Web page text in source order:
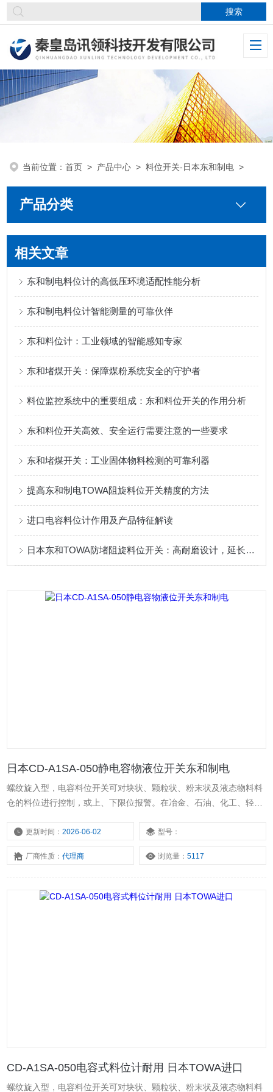
当前位置：首页 > 产品中心 >料位开关-日本东和制电 >
产品分类
相关文章
东和制电料位计的高低压环境适配性能分析
东和制电料位计智能测量的可靠伙伴
东和料位计：工业领域的智能感知专家
东和堵煤开关：保障煤粉系统安全的守护者
料位监控系统中的重要组成：东和料位开关的作用分析
东和料位开关高效、安全运行需要注意的一些要求
东和堵煤开关：工业固体物料检测的可靠利器
提高东和制电TOWA阻旋料位开关精度的方法
进口电容料位计作用及产品特征解读
日本东和TOWA防堵阻旋料位开关：高耐磨设计，延长设备使用寿命
日本CD-A1SA-050静电容物液位开关东和制电
螺纹旋入型，电容料位开关可对块状、颗粒状、粉末状及液态物料料
仓的料位进行控制，或上、下限位报警。在冶金、石油、化工、轻
电容料位计。CD-A1SA-050东和制电 标准型电容料位计 测量可靠。
更新时间：2026-06-02 型号：
厂商性质：代理商 浏览量：5117
CD-A1SA-050电容式料位计耐用 日本TOWA进口
螺纹旋入型，电容料位开关可对块状、颗粒状、粉末状及液态物料料